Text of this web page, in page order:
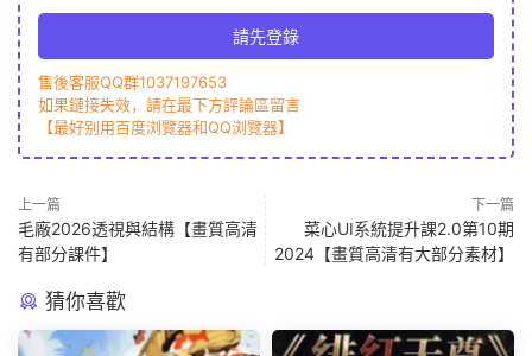
請先登錄
售後客服QQ群1037197653
如果鏈接失效，請在最下方評論區留言
【最好别用百度浏覽器和QQ浏覽器】
上一篇
毛廠2026透視與結構【畫質高清
有部分課件】
下一篇
菜心UI系統提升課2.0第10期
2024【畫質高清有大部分素材】
猜你喜歡